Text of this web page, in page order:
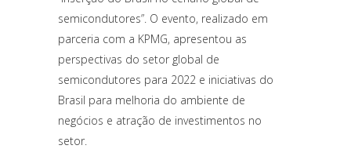
semicondutores”. O evento, realizado em
parceria com a KPMG, apresentou as
perspectivas do setor global de
semicondutores para 2022 e iniciativas do
Brasil para melhoria do ambiente de
negócios e atração de investimentos no
setor.